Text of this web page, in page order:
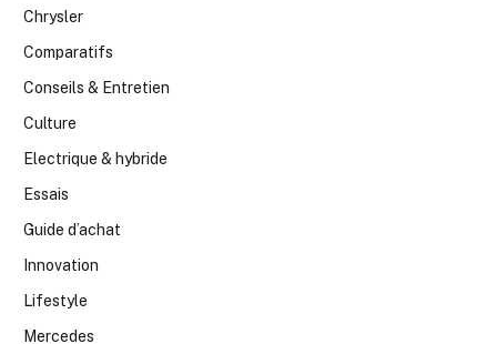
Chrysler
Comparatifs
Conseils & Entretien
Culture
Electrique & hybride
Essais
Guide d’achat
Innovation
Lifestyle
Mercedes